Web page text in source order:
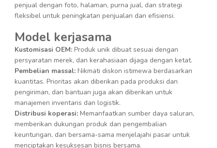
penjual dengan foto, halaman, purna jual, dan strategi
fleksibel untuk peningkatan penjualan dan efisiensi.
Model kerjasama
Kustomisasi OEM: Produk unik dibuat sesuai dengan
persyaratan merek, dan kerahasiaan dijaga dengan ketat.
Pembelian massal: Nikmati diskon istimewa berdasarkan
kuantitas. Prioritas akan diberikan pada produksi dan
pengiriman, dan bantuan juga akan diberikan untuk
manajemen inventaris dan logistik.
Distribusi koperasi: Memanfaatkan sumber daya saluran,
memberikan dukungan produk dan pengembalian
keuntungan, dan bersama-sama menjelajahi pasar untuk
menciptakan kesuksesan bisnis bersama.